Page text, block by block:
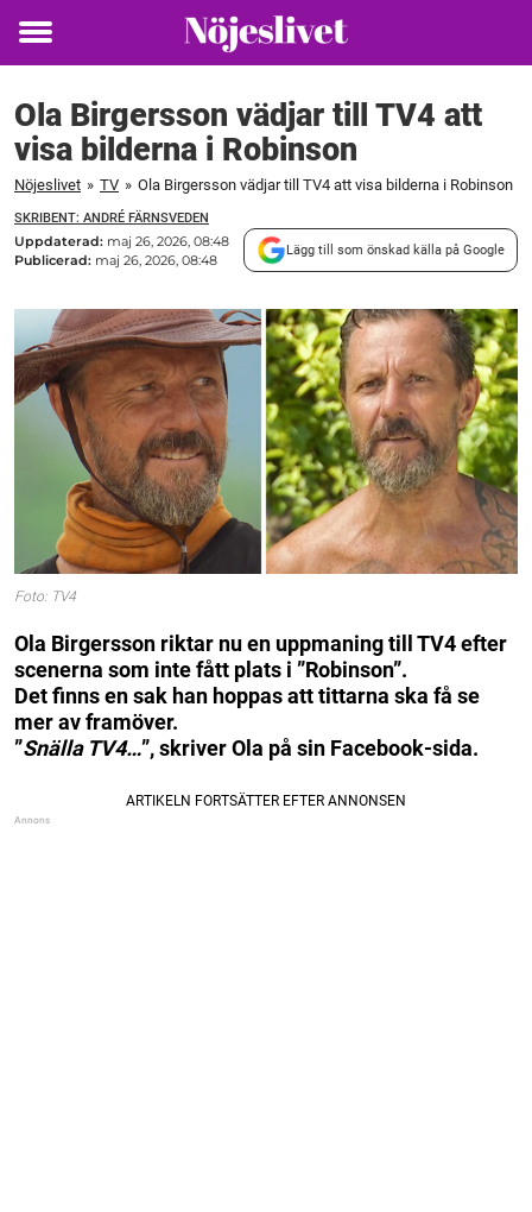
Toggle
Ola Birgersson vädjar till TV4 att
visa bilderna i Robinson
Nöjeslivet » TV » Ola Birgersson vädjar till TV4 att visa bilderna i Robinson
SKRIBENT: ANDRÉ FÄRNSVEDEN
Uppdaterad: maj 26, 2026, 08:48
Publicerad: maj 26, 2026, 08:48
Lägg till som önskad källa på Google
Foto: TV4
Ola Birgersson riktar nu en uppmaning till TV4 efter
scenerna som inte fått plats i ”Robinson”.
Det finns en sak han hoppas att tittarna ska få se
mer av framöver.
”Snälla TV4…”, skriver Ola på sin Facebook-sida.